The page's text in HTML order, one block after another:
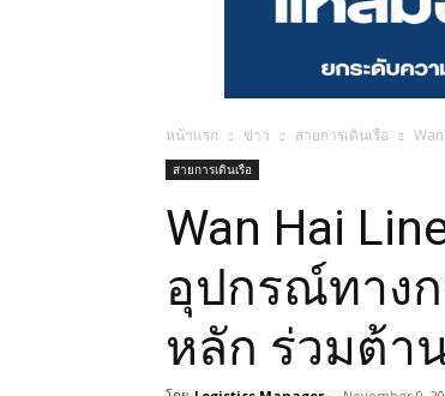
หน้าแรก ข่าว สายการเดินเรือ
สายการเดินเรือ
Wan Hai
อุปกรณ์ทาง
หลัก ร่วมต้าน